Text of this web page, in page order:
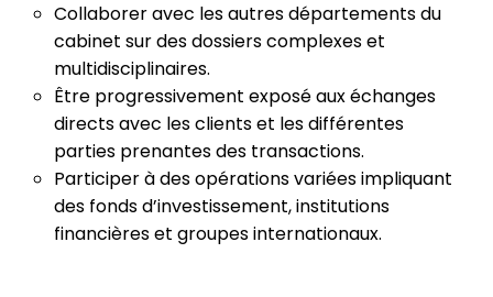
Collaborer avec les autres départements du
cabinet sur des dossiers complexes et
multidisciplinaires.
Être progressivement exposé aux échanges
directs avec les clients et les différentes
parties prenantes des transactions.
Participer à des opérations variées impliquant
des fonds d’investissement, institutions
financières et groupes internationaux.